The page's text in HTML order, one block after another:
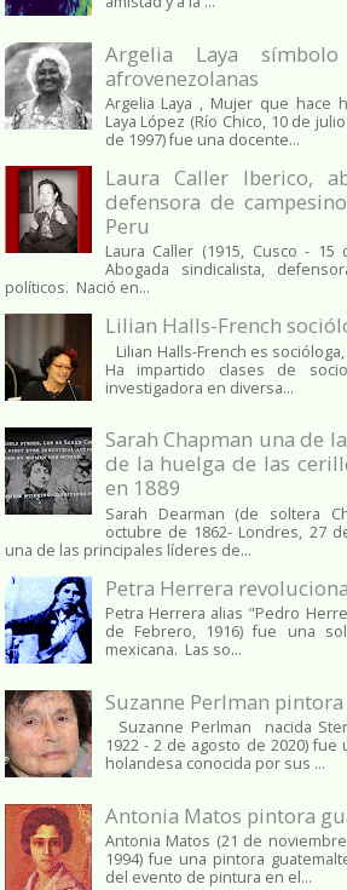
Argelia Laya
afrovenezolanas
Argelia Laya , Mujer que hace
Laya López (Río Chico, 10 de
de 1997) fue una docente...
Laura Caller Iberico,
defensora de
Peru
Laura Caller (1915, Cusco - 15
Abogada sindicalista,
políticos. Nació en...
Lilian Halls-French
Lilian Halls-French es
Ha impartido clases de
investigadora en diversa...
Sarah Chapman una de
de la huelga de las
en 1889
Sarah Dearman (de soltera
octubre de 1862​- Londres, 27
una de las principales líderes de...
Petra Herrera
Petra Herrera alias "Pedro
de Febrero, 1916) fue una
mexicana. Las so...
Suzanne Perlman
Suzanne Perlman nacida
1922 - 2 de agosto de 2020)
holandesa conocida por sus ...
Antonia Matos pintora
Antonia Matos (21 de
1994) fue una pintora
del evento de pintura en el...